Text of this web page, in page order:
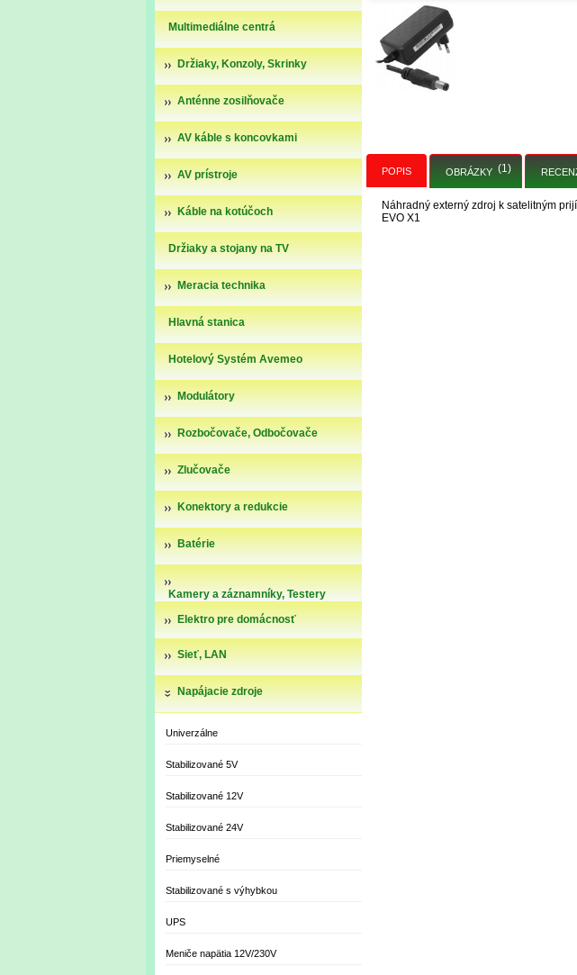
Multimediálne centrá
Držiaky, Konzoly, Skrinky
Anténne zosilňovače
AV káble s koncovkami
AV prístroje
Káble na kotúčoch
Držiaky a stojany na TV
Meracia technika
Hlavná stanica
Hotelový Systém Avemeo
Modulátory
Rozbočovače, Odbočovače
Zlučovače
Konektory a redukcie
Batérie
Kamery a záznamníky, Testery
Elektro pre domácnosť
Sieť, LAN
Napájacie zdroje
Univerzálne
Stabilizované 5V
Stabilizované 12V
Stabilizované 24V
Priemyselné
Stabilizované s výhybkou
UPS
Meniče napätia 12V/230V
POPIS OBRÁZKY (1)
Náhradný externý zdroj k satelitným
EVO X1